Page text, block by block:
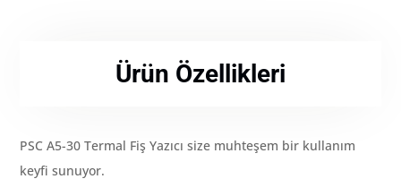
Ürün Özellikleri
PSC A5-30 Termal Fiş Yazıcı size muhteşem bir kullanım
keyfi sunuyor.